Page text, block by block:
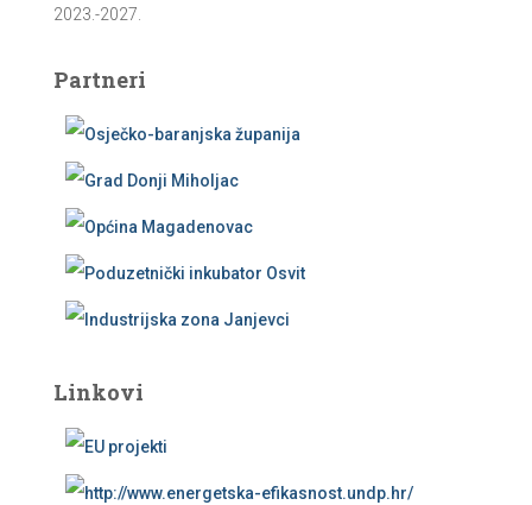
2023.-2027.
Partneri
Linkovi